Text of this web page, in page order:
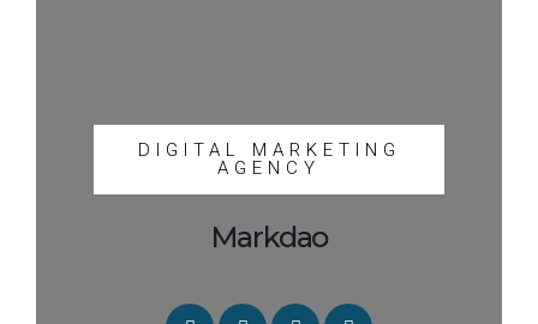
DIGITAL MARKETING
AGENCY
Markdao